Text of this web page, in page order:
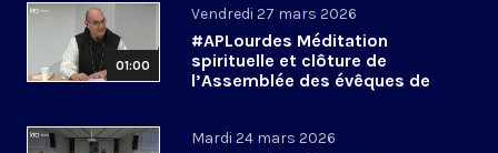
01:00
Vendredi 27 mars 2026
#APLourdes Méditation
spirituelle et clôture de
l’Assemblée des évêques de
Mardi 24 mars 2026